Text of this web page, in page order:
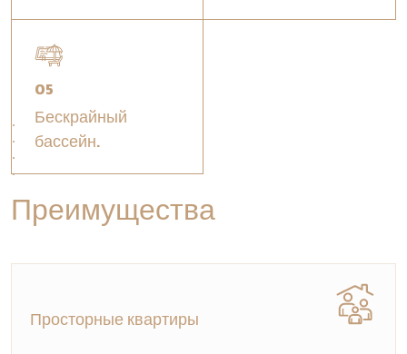
05
Бескрайный
бассейн.
Преимущества
Просторные квартиры